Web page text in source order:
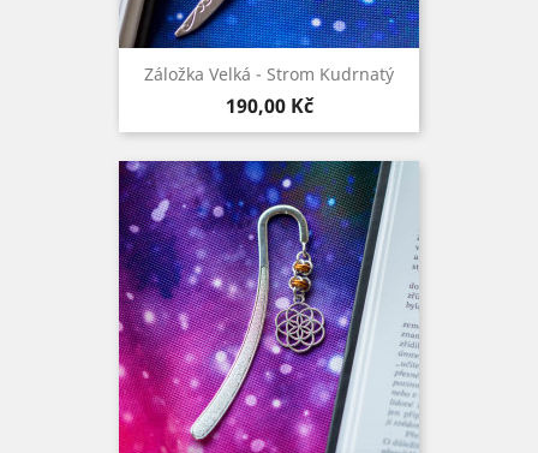
Záložka Velká - Strom Kudrnatý
Cena
190,00 Kč